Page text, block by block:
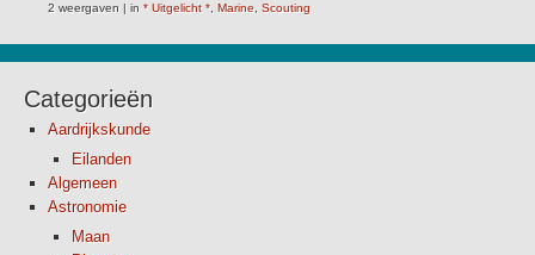
2 weergaven | in * Uitgelicht * Marine Scouting
Categorieën
Aardrijkskunde
Eilanden
Algemeen
Astronomie
Maan